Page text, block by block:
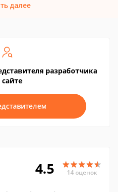
далее
разработчика
сайте
4.5 14 оценок